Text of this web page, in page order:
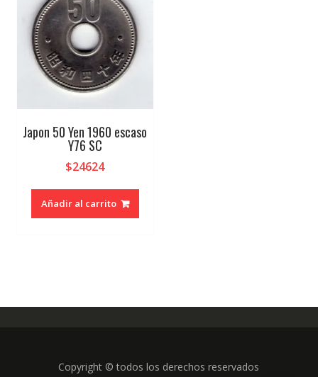
Japon 50 Yen 1960 escaso
Y76 SC
$24624
Añadir al carrito
Copyright © todos los derechos reservados